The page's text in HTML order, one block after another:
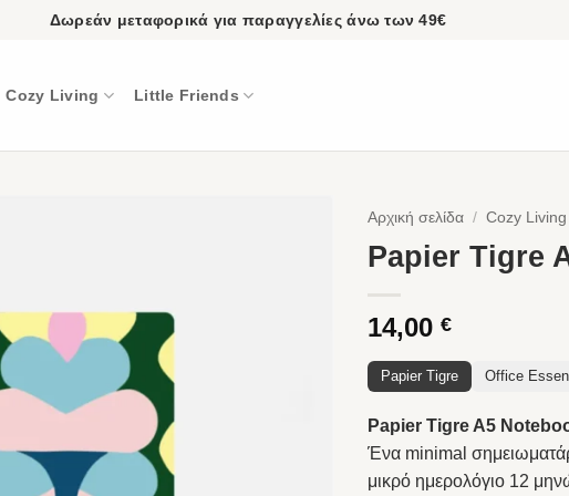
Δωρεάν μεταφορικά για παραγγελίες άνω των 49€
Cozy Living Little Friends
Αρχική σελίδα / Cozy Living
Papier Tigre
14,00 €
Papier Tigre Office
Papier Tigre A5
Ένα minimal
μικρό ημερολόγιο 12